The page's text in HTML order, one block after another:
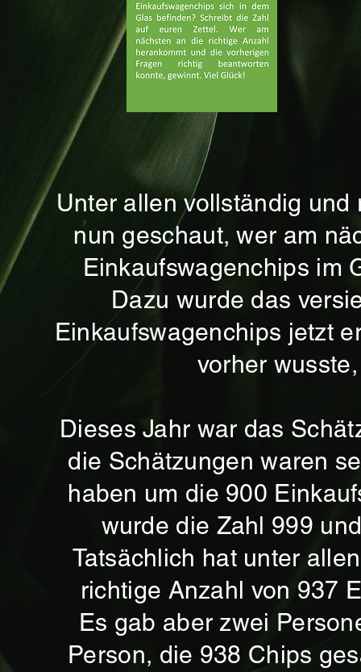
Unter allen vollständig
nun geschaut, wer am
Einkaufswagenchips im
Dazu wurde das
Einkaufswagenchips jetzt
vorher
Dieses Jahr war das
die Schätzungen waren
haben um die 900
wurde die Zahl 999
Tatsächlich hat unter
richtige Anzahl von 937
Es gab aber zwei
Person, die 938 Chips